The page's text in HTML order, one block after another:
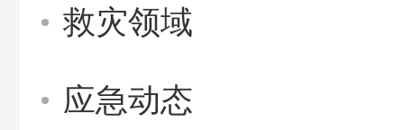
救灾领域
应急动态